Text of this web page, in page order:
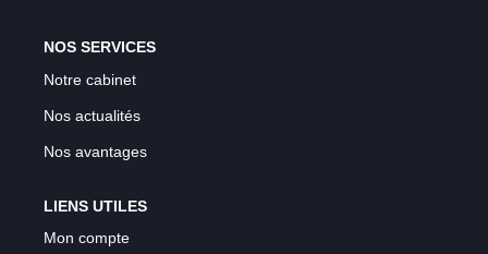
NOS SERVICES
Notre cabinet
Nos actualités
Nos avantages
LIENS UTILES
Mon compte